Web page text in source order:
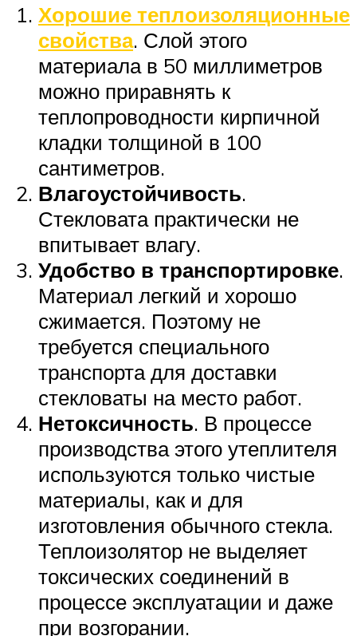
Хорошие теплоизоляционные
свойства. Слой этого
материала в 50 миллиметров
можно приравнять к
теплопроводности кирпичной
кладки толщиной в 100
сантиметров.
Влагоустойчивость.
Стекловата практически не
впитывает влагу.
Удобство в транспортировке.
Материал легкий и хорошо
сжимается. Поэтому не
требуется специального
транспорта для доставки
стекловаты на место работ.
Нетоксичность. В процессе
производства этого утеплителя
используются только чистые
материалы, как и для
изготовления обычного стекла.
Теплоизолятор не выделяет
токсических соединений в
процессе эксплуатации и даже
при возгорании.